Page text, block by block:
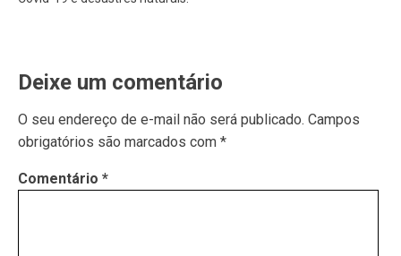
Deixe um comentário
O seu endereço de e-mail não será publicado. Campos
obrigatórios são marcados com *
Comentário *